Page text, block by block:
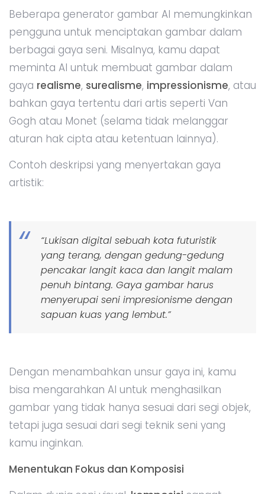
Beberapa generator gambar AI memungkinkan
pengguna untuk menciptakan gambar dalam
berbagai gaya seni. Misalnya, kamu dapat
meminta AI untuk membuat gambar dalam
gaya realisme, surealisme, impressionisme, atau
bahkan gaya tertentu dari artis seperti Van
Gogh atau Monet (selama tidak melanggar
aturan hak cipta atau ketentuan lainnya).
Contoh deskripsi yang menyertakan gaya
artistik:
“Lukisan digital sebuah kota futuristik
yang terang, dengan gedung-gedung
pencakar langit kaca dan langit malam
penuh bintang. Gaya gambar harus
menyerupai seni impresionisme dengan
sapuan kuas yang lembut.”
Dengan menambahkan unsur gaya ini, kamu
bisa mengarahkan AI untuk menghasilkan
gambar yang tidak hanya sesuai dari segi objek,
tetapi juga sesuai dari segi teknik seni yang
kamu inginkan.
Menentukan Fokus dan Komposisi